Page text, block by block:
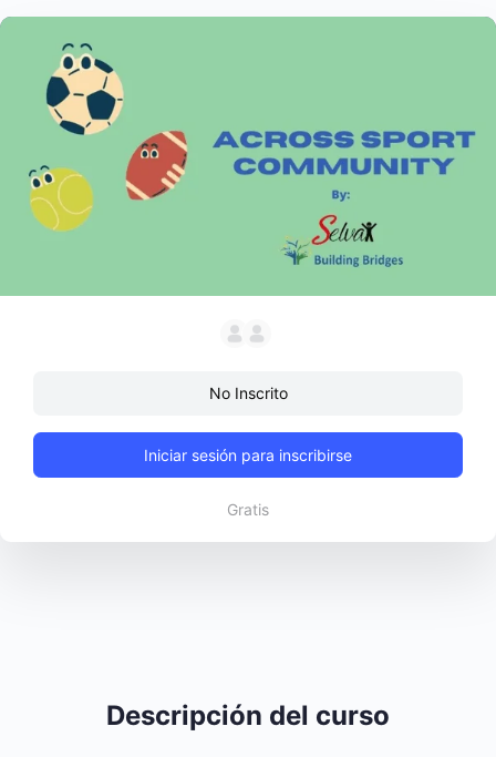
Descripción del curso
No Inscrito
Iniciar sesión para inscribirse
Gratis